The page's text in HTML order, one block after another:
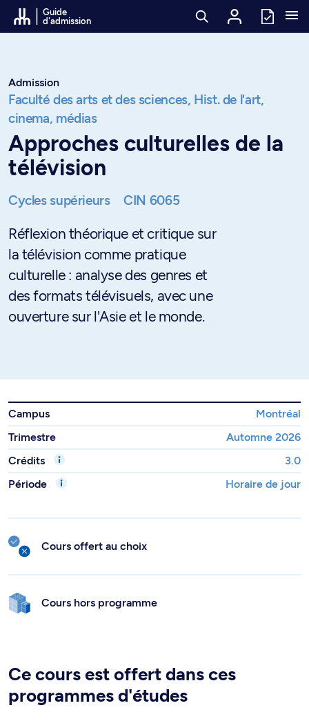
Passer au contenu
Guide
d'admission
Admission
Faculté des arts et des sciences, Hist. de l'art,
cinema, médias
Approches culturelles de la
télévision
Cycles supérieurs CIN 6065
Réflexion théorique et critique sur
la télévision comme pratique
culturelle : analyse des genres et
des formats télévisuels, avec une
ouverture sur l'Asie et le monde.
Campus
Montréal
Trimestre
Automne 2026
Crédits
3.0
Période
Horaire de jour
Cours offert au choix
Cours hors programme
Ce cours est offert dans ces
programmes d'études